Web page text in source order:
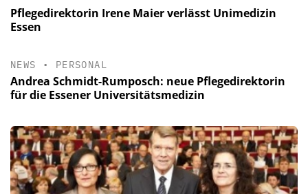
Pflegedirektorin Irene Maier verlässt Unimedizin
Essen
NEWS • PERSONAL
Andrea Schmidt-Rumposch: neue Pflegedirektorin
für die Essener Universitätsmedizin